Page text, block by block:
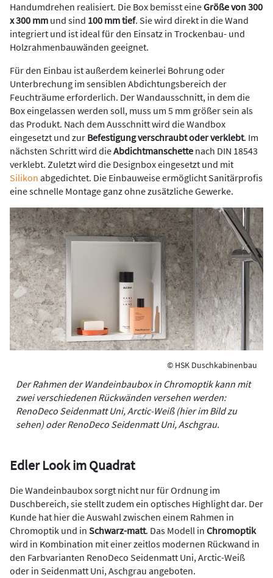
Handumdrehen realisiert. Die Box bemisst eineGröße von 300
x 300 mm und sind 100 mm tief. Sie wird direkt in die Wand
integriert und ist ideal für den Einsatz in Trockenbau- und
Holzrahmenbauwänden geeignet.
Für den Einbau ist außerdem keinerlei Bohrung oder
Unterbrechung im sensiblen Abdichtungsbereich der
Feuchträume erforderlich. Der Wandausschnitt, in dem die
Box eingelassen werden soll, muss um 5 mm größer sein als
das Produkt. Nach dem Ausschnitt wird die Wandbox
eingesetzt und zur Befestigung verschraubt oder verklebt. Im
nächsten Schritt wird dieAbdichtmanschette nach DIN 18543
verklebt. Zuletzt wird die Designbox eingesetzt und mit
Silikon abgedichtet. Die Einbauweise ermöglicht Sanitärprofis
eine schnelle Montage ganz ohne zusätzliche Gewerke.
© HSK Duschkabinenbau
Der Rahmen der Wandeinbaubox in Chromoptik kann mit
zwei verschiedenen Rückwänden versehen werden:
RenoDeco Seidenmatt Uni, Arctic-Weiß (hier im Bild zu
sehen) oder RenoDeco Seidenmatt Uni, Aschgrau.
Edler Look im Quadrat
Die Wandeinbaubox sorgt nicht nur für Ordnung im
Duschbereich, sie stellt zudem ein optisches Highlight dar. Der
Kunde hat hier die Auswahl zwischen einem Rahmen in
Chromoptik und in Schwarz-matt. Das Modell in Chromoptik
wird in Kombination mit einer zeitlos modernen Rückwand in
den Farbvarianten RenoDeco Seidenmatt Uni, Arctic-Weiß
oder in Seidenmatt Uni, Aschgrau angeboten.